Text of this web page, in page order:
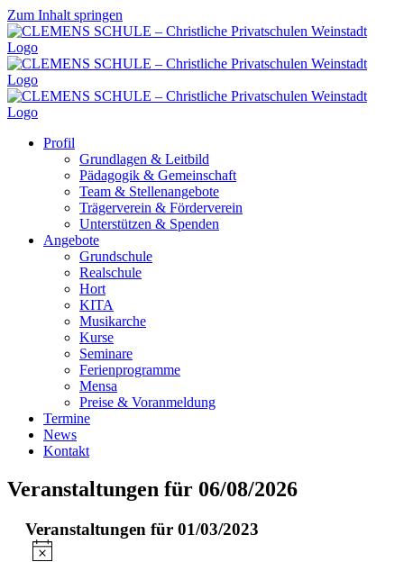
Zum Inhalt springen
Profil
Grundlagen & Leitbild
Pädagogik & Gemeinschaft
Team & Stellenangebote
Trägerverein & Förderverein
Unterstützen & Spenden
Angebote
Grundschule
Realschule
Hort
KITA
Musikarche
Kurse
Seminare
Ferienprogramme
Mensa
Preise & Voranmeldung
Termine
News
Kontakt
Veranstaltungen für 06/08/2026
Veranstaltungen für 01/03/2023